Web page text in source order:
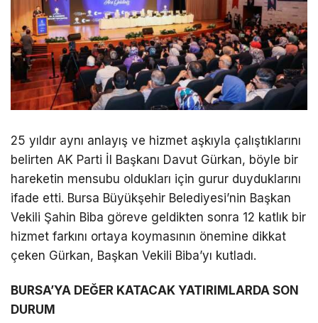
25 yıldır aynı anlayış ve hizmet aşkıyla çalıştıklarını
belirten AK Parti İl Başkanı Davut Gürkan, böyle bir
hareketin mensubu oldukları için gurur duyduklarını
ifade etti. Bursa Büyükşehir Belediyesi’nin Başkan
Vekili Şahin Biba göreve geldikten sonra 12 katlık bir
hizmet farkını ortaya koymasının önemine dikkat
çeken Gürkan, Başkan Vekili Biba’yı kutladı.
BURSA’YA DEĞER KATACAK YATIRIMLARDA SON
DURUM